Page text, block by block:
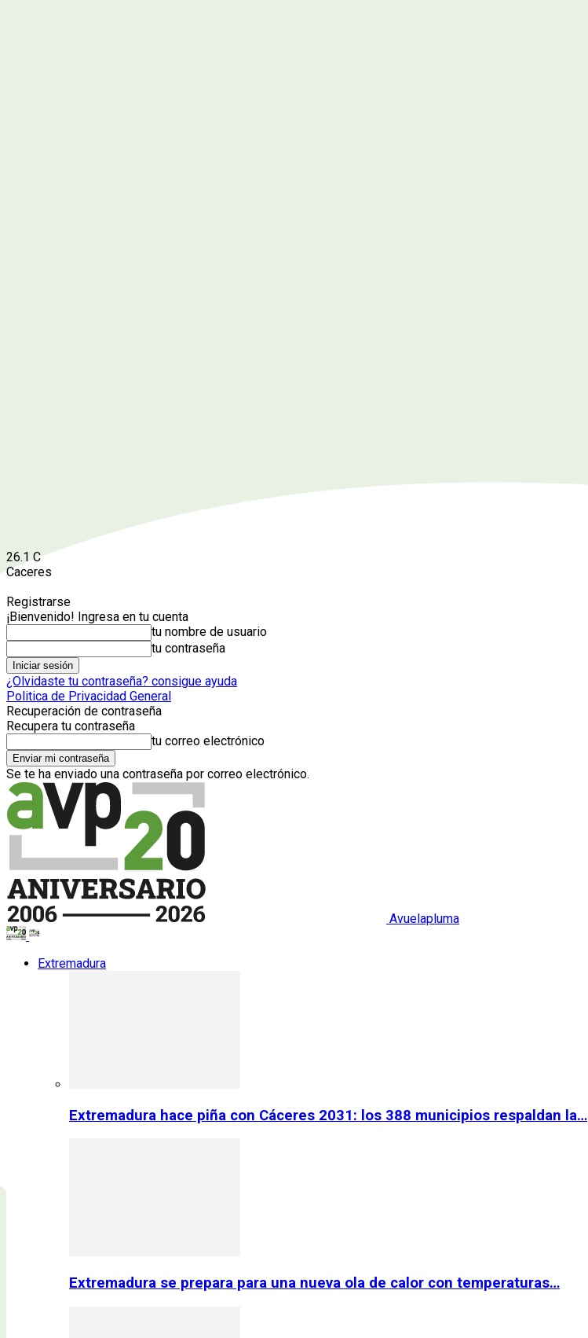
26.1 C
Caceres
Registrarse
¡Bienvenido! Ingresa en tu cuenta
tu nombre de usuario
tu contraseña
¿Olvidaste tu contraseña? consigue ayuda
Politica de Privacidad General
Recuperación de contraseña
Recupera tu contraseña
tu correo electrónico
Se te ha enviado una contraseña por correo electrónico.
Avuelapluma
Extremadura
Extremadura hace piña con Cáceres 2031: los 388 municipios respaldan la…
Extremadura se prepara para una nueva ola de calor con temperaturas…